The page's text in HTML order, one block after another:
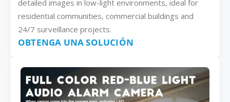
detailed images in low-light environments, ideal for
residential communities, commercial buildings and
24/7 surveillance projects.
OBTENGA UNA SOLUCIÓN